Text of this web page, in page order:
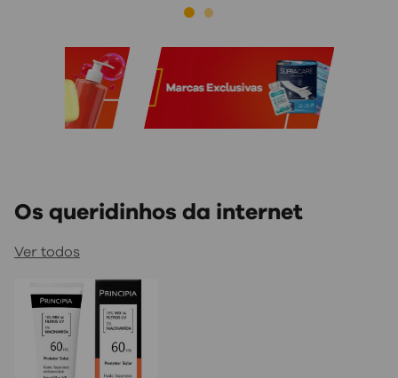
Os queridinhos da internet
Ver todos